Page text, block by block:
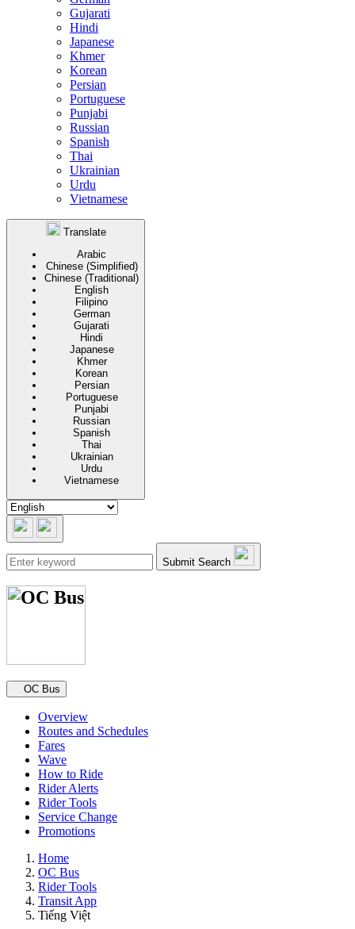
Gujarati
Hindi
Japanese
Khmer
Korean
Persian
Portuguese
Punjabi
Russian
Spanish
Thai
Ukrainian
Urdu
Vietnamese
Translate
Arabic
Chinese (Simplified)
Chinese (Traditional)
English
Filipino
German
Gujarati
Hindi
Japanese
Khmer
Korean
Persian
Portuguese
Punjabi
Russian
Spanish
Thai
Ukrainian
Urdu
Vietnamese
Submit Search
Secondary navigation
OC Bus
Overview
Routes and Schedules
Fares
Wave
How to Ride
Rider Alerts
Rider Tools
Service Change
Promotions
Home
OC Bus
Rider Tools
Transit App
Tiếng Việt